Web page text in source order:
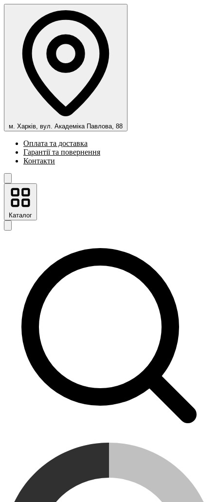
м. Харків, вул. Академіка Павлова, 88
Оплата та доставка
Гарантії та повернення
Контакти
Каталог